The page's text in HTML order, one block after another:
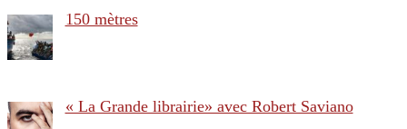
150 mètres
« La Grande librairie» avec Robert Saviano